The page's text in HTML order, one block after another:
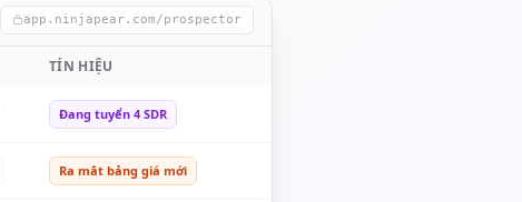
app.ninjapear.com/prospector
TÍN HIỆU
Đang tuyển 4 SDR
Ra mắt bảng giá mới